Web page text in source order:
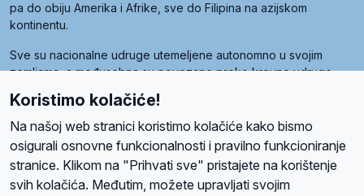
pa do obiju Amerika i Afrike, sve do Filipina na azijskom
kontinentu.
Sve su nacionalne udruge utemeljene autonomno u svojim
zemljama, a međusobna su povezane preko krovne udruge
Radio Maria). Svjetsku obitelj utemeljilo je sedam članica, među
kojima je i hrvatska Udruga Radio Marija.
Koristimo kolačiće!
Na našoj web stranici koristimo kolačiće kako bismo
osigurali osnovne funkcionalnosti i pravilno funkcioniranje
stranice. Klikom na "Prihvati sve" pristajete na korištenje
svih kolačića. Međutim, možete upravljati svojim